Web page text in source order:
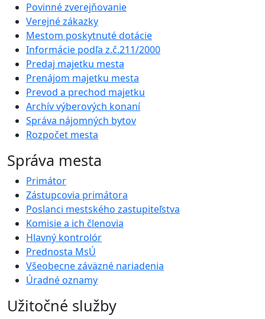
Povinné zverejňovanie
Verejné zákazky
Mestom poskytnuté dotácie
Informácie podľa z.č.211/2000
Predaj majetku mesta
Prenájom majetku mesta
Prevod a prechod majetku
Archív výberových konaní
Správa nájomných bytov
Rozpočet mesta
Správa mesta
Primátor
Zástupcovia primátora
Poslanci mestského zastupiteľstva
Komisie a ich členovia
Hlavný kontrolór
Prednosta MsÚ
Všeobecne záväzné nariadenia
Úradné oznamy
Užitočné služby